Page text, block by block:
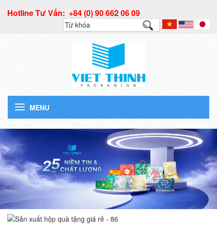
Hotline Tư Vấn: +84 (0) 90 662 06 09
MENU